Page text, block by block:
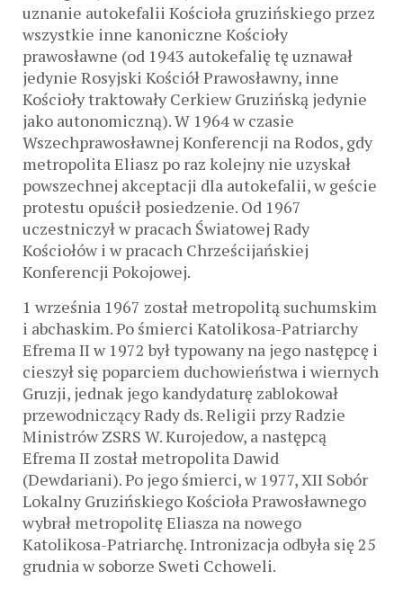
uznanie autokefalii Kościoła gruzińskiego przez
wszystkie inne kanoniczne Kościoły
prawosławne (od 1943 autokefalię tę uznawał
jedynie Rosyjski Kościół Prawosławny, inne
Kościoły traktowały Cerkiew Gruzińską jedynie
jako autonomiczną). W 1964 w czasie
Wszechprawosławnej Konferencji na Rodos, gdy
metropolita Eliasz po raz kolejny nie uzyskał
powszechnej akceptacji dla autokefalii, w geście
protestu opuścił posiedzenie. Od 1967
uczestniczył w pracach Światowej Rady
Kościołów i w pracach Chrześcijańskiej
Konferencji Pokojowej.
1 września 1967 został metropolitą suchumskim
i abchaskim. Po śmierci Katolikosa-Patriarchy
Efrema II w 1972 był typowany na jego następcę i
cieszył się poparciem duchowieństwa i wiernych
Gruzji, jednak jego kandydaturę zablokował
przewodniczący Rady ds. Religii przy Radzie
Ministrów ZSRS W. Kurojedow, a następcą
Efrema II został metropolita Dawid
(Dewdariani). Po jego śmierci, w 1977, XII Sobór
Lokalny Gruzińskiego Kościoła Prawosławnego
wybrał metropolitę Eliasza na nowego
Katolikosa-Patriarchę. Intronizacja odbyła się 25
grudnia w soborze Sweti Cchoweli.